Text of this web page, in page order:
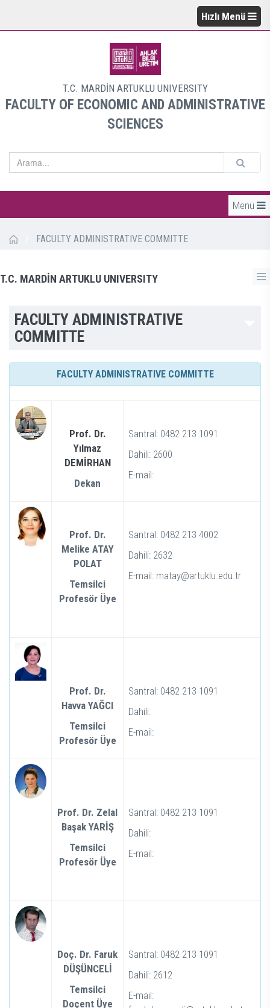
Hızlı Menü
T.C. MARDİN ARTUKLU UNIVERSITY
FACULTY OF ECONOMIC AND ADMINISTRATIVE
SCIENCES
Menü
FACULTY ADMINISTRATIVE COMMITTE
T.C. MARDİN ARTUKLU UNIVERSITY
FACULTY ADMINISTRATIVE
COMMITTE
FACULTY ADMINISTRATIVE COMMITTE
Prof. Dr.
Yılmaz
DEMİRHAN
Dekan
Santral: 0482 213 1091
Dahili: 2600
E-mail:
Prof. Dr.
Melike ATAY
POLAT
Temsilci
Profesör Üye
Santral: 0482 213 4002
Dahili: 2632
E-mail: matay@artuklu.edu.tr
Prof. Dr.
Havva YAĞCI
Temsilci
Profesör Üye
Santral: 0482 213 1091
Dahili:
E-mail:
Prof. Dr. Zelal
Başak YARİŞ
Temsilci
Profesör Üye
Santral: 0482 213 1091
Dahili:
E-mail:
Doç. Dr. Faruk
DÜŞÜNCELİ
Temsilci
Doçent Üye
Santral: 0482 213 1091
Dahili: 2612
E-mail: